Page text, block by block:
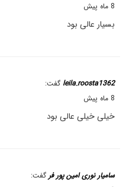
8 ماه پیش
بسیار عالی بود
leila.roosta1362 گفت:
8 ماه پیش
خیلی خیلی عالی بود
سامیار نوری امین پور فر گفت: